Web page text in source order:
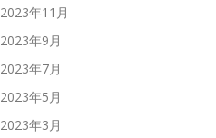
2023年11月
2023年9月
2023年7月
2023年5月
2023年3月